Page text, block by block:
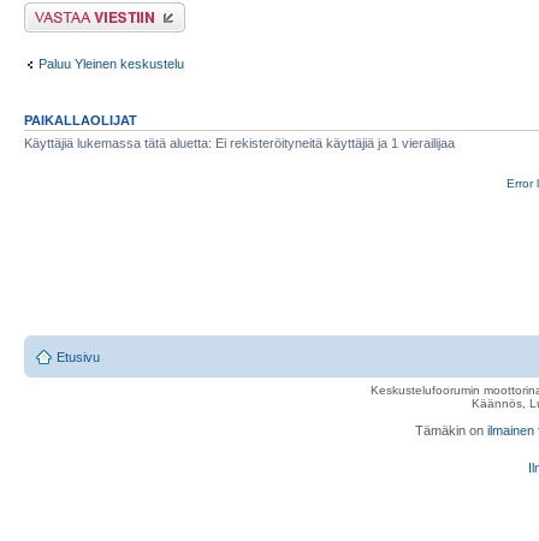
Lähetä vastaus
Paluu Yleinen keskustelu
PAIKALLAOLIJAT
Käyttäjiä lukemassa tätä aluetta: Ei rekisteröityneitä käyttäjiä ja 1 vierailijaa
Error
Etusivu
Keskustelufoorumin
Käännös,
Tämäkin on ilmainen